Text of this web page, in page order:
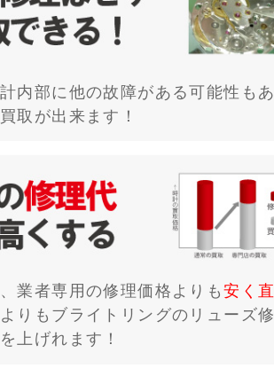
内部に他の故障がある可能性もあ
取が出来ます！
業者専用の修理価格よりも安く直
りもブライトリングのリューズ修
上げれます！